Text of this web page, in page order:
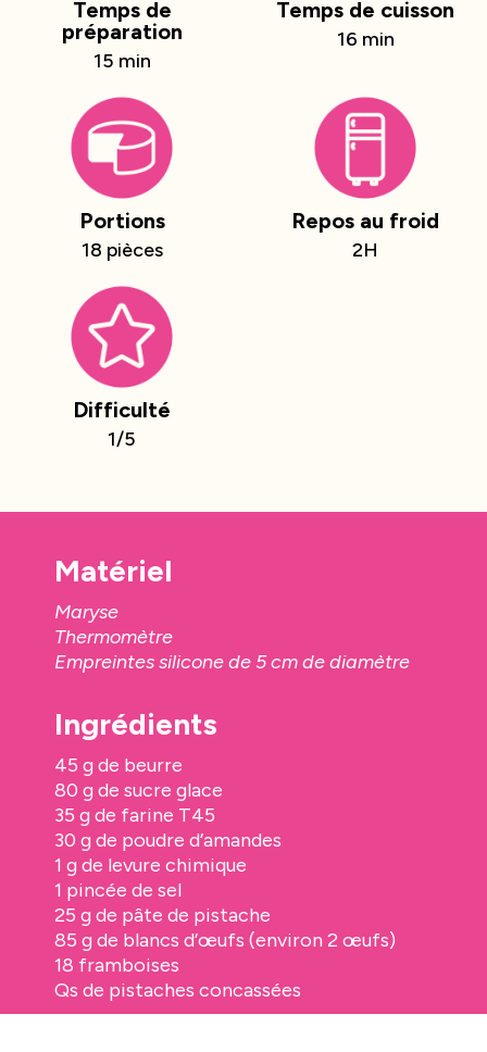
Temps de
préparation
15 min
Temps de cuisson
16 min
Portions
18 pièces
Repos au froid
2H
Difficulté
1/5
Matériel
Maryse
Thermomètre
Empreintes silicone de 5 cm de diamètre
Ingrédients
45 g de beurre
80 g de sucre glace
35 g de farine T45
30 g de poudre d’amandes
1 g de levure chimique
1 pincée de sel
25 g de pâte de pistache
85 g de blancs d’œufs (environ 2 œufs)
18 framboises
Qs de pistaches concassées